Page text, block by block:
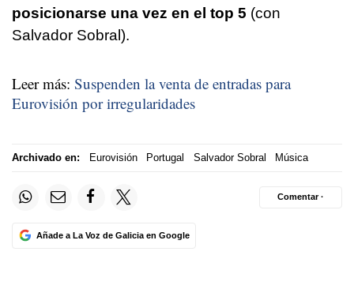
posicionarse una vez en el top 5 (con
Salvador Sobral).
Leer más: Suspenden la venta de entradas para
Eurovisión por irregularidades
Archivado en: Eurovisión Portugal Salvador Sobral Música
Añade a La Voz de Galicia en Google
Comentar ·